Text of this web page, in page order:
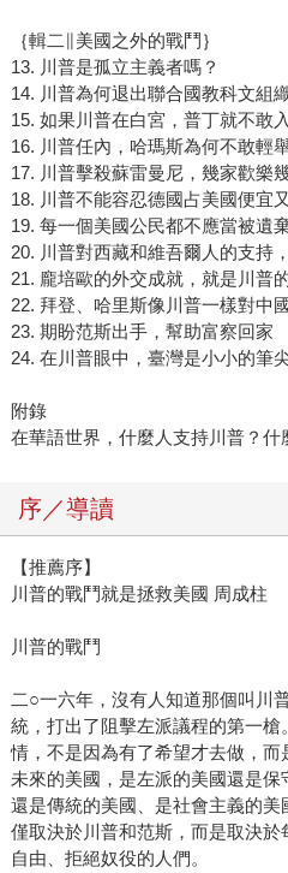
｛輯二∥美國之外的戰鬥｝
13. 川普是孤立主義者嗎？
14. 川普為何退出聯合國教科文組
15. 如果川普在白宮，普丁就不敢
16. 川普任內，哈瑪斯為何不敢輕
17. 川普擊殺蘇雷曼尼，幾家歡樂
18. 川普不能容忍德國占美國便宜
19. 每一個美國公民都不應當被遺
20. 川普對西藏和維吾爾人的支持
21. 龐培歐的外交成就，就是川普
22. 拜登、哈里斯像川普一樣對中
23. 期盼范斯出手，幫助富察回家
24. 在川普眼中，臺灣是小小的筆
附錄
在華語世界，什麼人支持川普？什
序／導讀
【推薦序】
川普的戰鬥就是拯救美國 周成柱
川普的戰鬥
二○一六年，沒有人知道那個叫川
統，打出了阻擊左派議程的第一
情，不是因為有了希望才去做，而
未來的美國，是左派的美國還是
還是傳統的美國、是社會主義的
僅取決於川普和范斯，而是取決
自由、拒絕奴役的人們。